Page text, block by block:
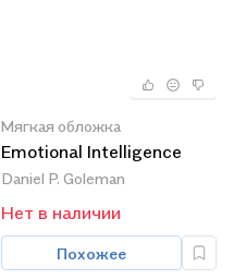
Мягкая обложка
Emotional Intelligence
Daniel P. Goleman
Нет в наличии
Похожее